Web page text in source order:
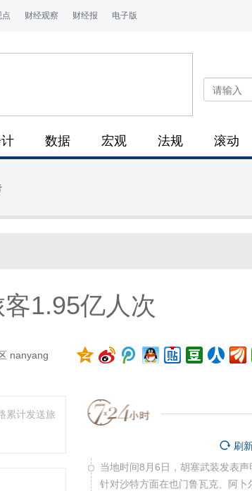
点 财经观察 财经报 电子版
数据 宏观 法规 滚动
1.95亿人次
nanyang
累计发送旅
刷
当地时间8月6日，胡塞武装发表
针对沙特方面在也门鲁瓦克、阿卜